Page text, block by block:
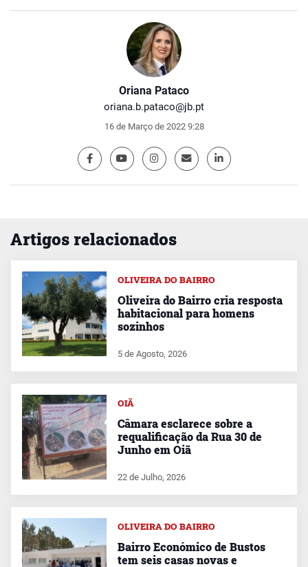
Oriana Pataco
oriana.b.pataco@jb.pt
16 de Março de 2022 9:28
Artigos relacionados
OLIVEIRA DO BAIRRO
Oliveira do Bairro cria resposta
habitacional para homens
sozinhos
5 de Agosto, 2026
OIÃ
Câmara esclarece sobre a
requalificação da Rua 30 de
Junho em Oiã
22 de Julho, 2026
OLIVEIRA DO BAIRRO
Bairro Económico de Bustos
tem seis casas novas e